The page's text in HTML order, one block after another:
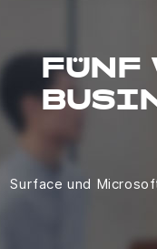
FÜNF
Surface und